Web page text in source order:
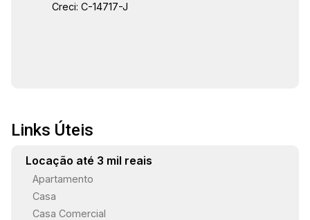
Creci: C-14717-J
Links Úteis
Locação até 3 mil reais
Apartamento
Casa
Casa Comercial